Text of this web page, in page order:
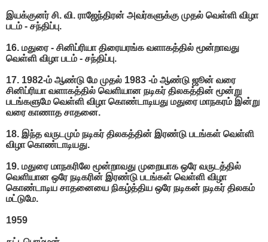
இயக்குனர் சி. வி. ராஜேந்திரன் அவர்களுக்கு முதல் வெள்ளி விழா
படம் - சந்திப்பு.
16. மதுரை - சினிப்ரியா திரையரங்க வளாகத்தில் மூன்றாவது
வெள்ளி விழா படம் - சந்திப்பு.
17. 1982-ம் ஆண்டு மே முதல் 1983 -ம் ஆண்டு ஜூன் வரை
சினிப்ரியா வளாகத்தில் வெளியான நடிகர் திலகத்தின் மூன்று
படங்களுமே வெள்ளி விழா கொண்டாடியது மதுரை மாநகரம் இன்று
வரை காணாத சாதனை.
18. இந்த வருடமும் நடிகர் திலகத்தின் இரண்டு படங்கள் வெள்ளி
விழா கொண்டாடியது.
19. மதுரை மாநகரிலே மூன்றாவது முறையாக ஒரே வருடத்தில்
வெளியான ஒரே நடிகரின் இரண்டு படங்கள் வெள்ளி விழா
கொண்டாடிய சாதனையை நிகழ்த்திய ஒரே நடிகன் நடிகர் திலகம்
மட்டுமே.
1959